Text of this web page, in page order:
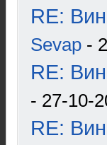
RE:
Sevap -
RE:
- 27-10-
RE: